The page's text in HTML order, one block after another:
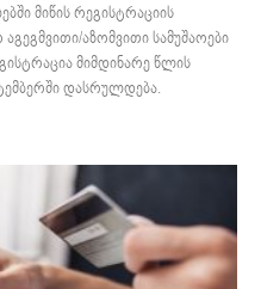
მიწის რეგისტრაციის
აზომვითი სამუშაოები
მიმდინარე წლის
დასრულდება.